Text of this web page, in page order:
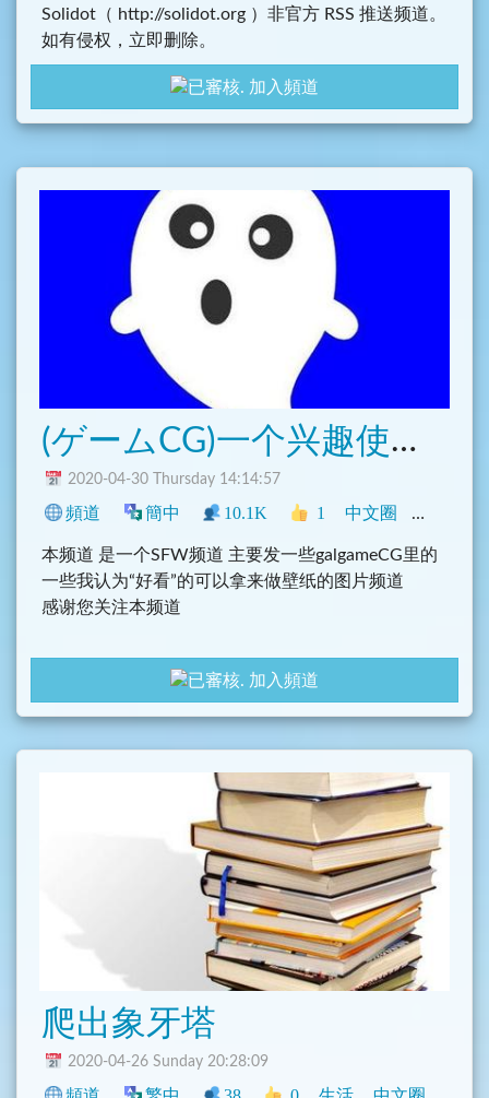
Solidot（ http://solidot.org ）非官方 RSS 推送频道。
如有侵权，立即删除。
加入頻道
(ゲームCG)一个兴趣使然的PC壁纸频道
2020-04-30 Thursday 14:14:57
頻道 簡中 10.1K 1 中文圈 動漫
本频道 是一个SFW频道 主要发一些galgameCG里的
一些我认为“好看”的可以拿来做壁纸的图片频道
感谢您关注本频道
加入頻道
爬出象牙塔
2020-04-26 Sunday 20:28:09